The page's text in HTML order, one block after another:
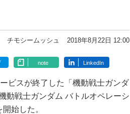
チモシームッシュ 2018年8月22日 12:00
note LinkedIn
ビスが終了した「機動戦士ガンダ
動戦士ガンダム バトルオペレーシ
始した。